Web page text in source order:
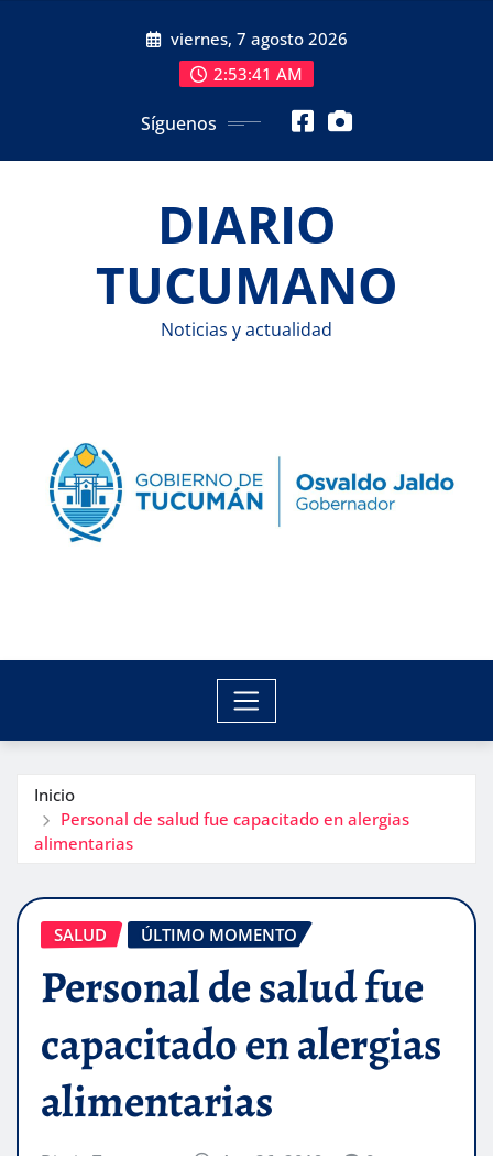
viernes, 7 agosto 2026
2:53:42 AM
Síguenos
DIARIO
TUCUMANO
Noticias y actualidad
Inicio
Personal de salud fue capacitado en alergias
alimentarias
SALUD ÚLTIMO MOMENTO
Personal de salud fue
capacitado en alergias
alimentarias